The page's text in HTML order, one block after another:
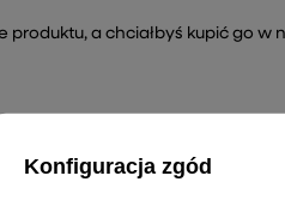
produktu, a chciałbyś kupić go
Konfiguracja zgód